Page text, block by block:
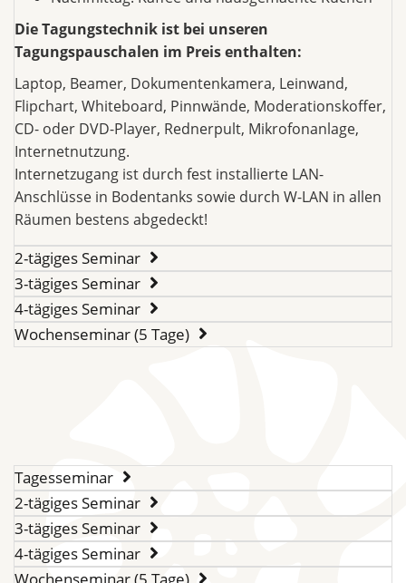
Die Tagungstechnik ist bei unseren
Tagungspauschalen im Preis enthalten:
Laptop, Beamer, Dokumentenkamera, Leinwand,
Flipchart, Whiteboard, Pinnwände, Moderationskoffer,
CD- oder DVD-Player, Rednerpult, Mikrofonanlage,
Internetnutzung.
Internetzugang ist durch fest installierte LAN-
Anschlüsse in Bodentanks sowie durch W-LAN in allen
Räumen bestens abgedeckt!
2-tägiges Seminar
3-tägiges Seminar
4-tägiges Seminar
Wochenseminar (5 Tage)
Tagesseminar
2-tägiges Seminar
3-tägiges Seminar
4-tägiges Seminar